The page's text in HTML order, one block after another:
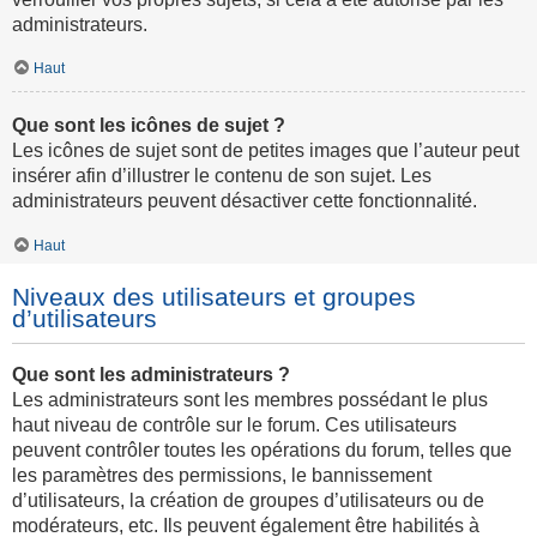
administrateurs.
Haut
Que sont les icônes de sujet ?
Les icônes de sujet sont de petites images que l’auteur peut
insérer afin d’illustrer le contenu de son sujet. Les
administrateurs peuvent désactiver cette fonctionnalité.
Haut
Niveaux des utilisateurs et groupes
d’utilisateurs
Que sont les administrateurs ?
Les administrateurs sont les membres possédant le plus
haut niveau de contrôle sur le forum. Ces utilisateurs
peuvent contrôler toutes les opérations du forum, telles que
les paramètres des permissions, le bannissement
d’utilisateurs, la création de groupes d’utilisateurs ou de
modérateurs, etc. Ils peuvent également être habilités à